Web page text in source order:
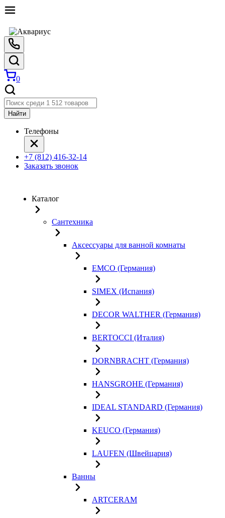
0
Найти
Телефоны
+7 (812) 416-32-14
Заказать звонок
Каталог
Сантехника
Аксессуары для ванной комнаты
EMCO (Германия)
SIMEX (Испания)
DECOR WALTHER (Германия)
BERTOCCI (Италия)
DORNBRACHT (Германия)
HANSGROHE (Германия)
IDEAL STANDARD (Германия)
KEUCO (Германия)
LAUFEN (Швейцария)
Ванны
ARTCERAM